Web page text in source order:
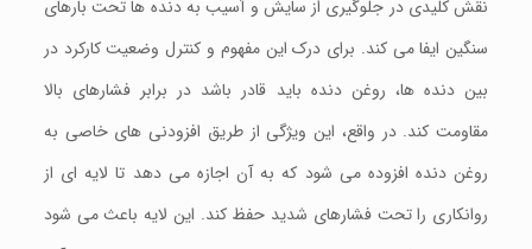
نقش کلیدی در جلوگیری از سایش و آسیب به دنده‌ ها تحت بارهای
سنگین ایفا می‌ کند. برای درک این مفهوم و کنترل وضعیت کارکرد در
بین دنده‌ ها، روغن دنده باید قادر باشد در برابر فشارهای بالا
مقاومت کند. در واقع، این ویژگی از طریق افزودنی‌ های خاصی به
روغن دنده افزوده می‌ شود که به آن اجازه می‌ دهد تا لایه‌ ای از
روانکاری را تحت فشارهای شدید حفظ کند. این لایه باعث می‌ شود